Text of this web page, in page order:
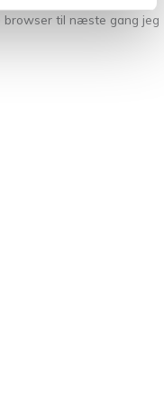
browser til næste gang jeg